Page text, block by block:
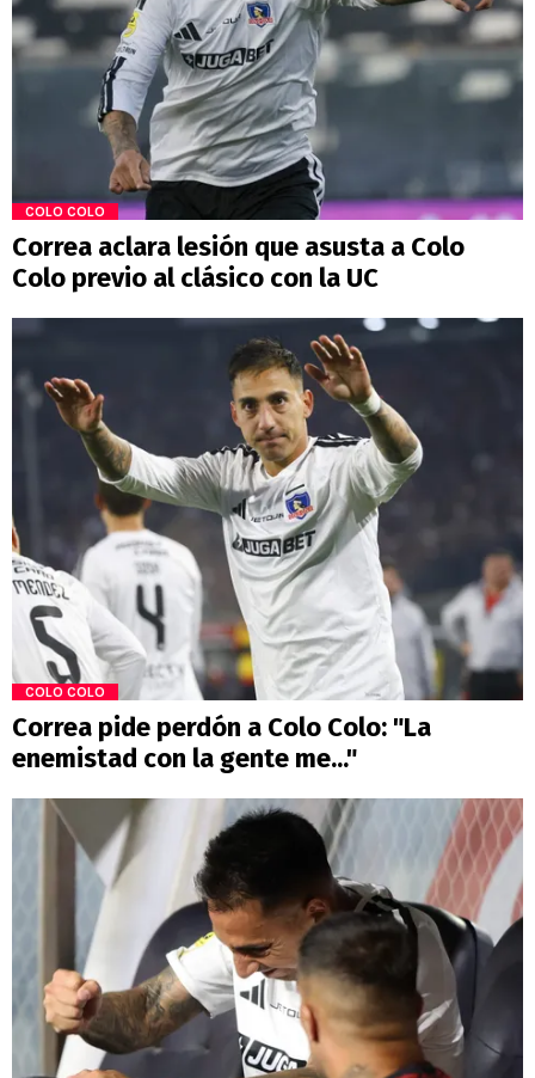
COLO COLO
Correa aclara lesión que asusta a Colo
Colo previo al clásico con la UC
COLO COLO
Correa pide perdón a Colo Colo: "La
enemistad con la gente me..."